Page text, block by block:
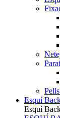
Esquí
Esquí